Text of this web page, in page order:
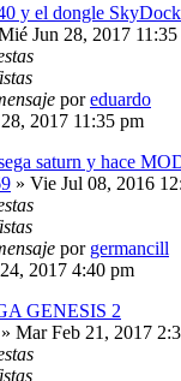
y el dongle
Jun 28, 2017
poreduardo
2017 11:35 pm
saturn y hace
» Vie Jul 08, 2016
por germancill
2017 4:40 pm
GENESIS 2
» Mar Feb 21, 2017